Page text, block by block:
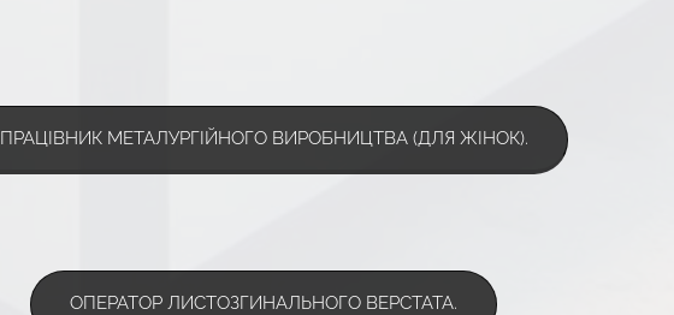
ПРАЦІВНИК МЕТАЛУРГІЙНОГО ВИРОБНИЦТВА (ДЛЯ ЖІНОК).
ОПЕРАТОР ЛИСТОЗГИНАЛЬНОГО ВЕРСТАТА.